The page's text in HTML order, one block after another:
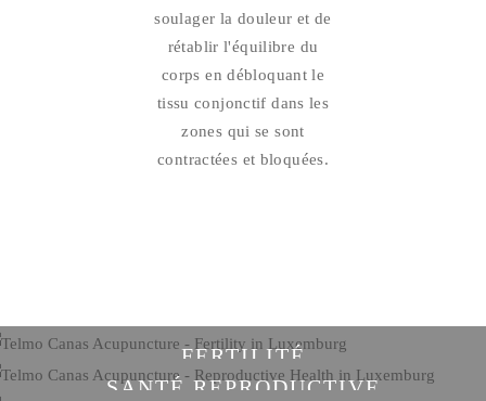
soulager la douleur et de
rétablir l'équilibre du
corps en débloquant le
tissu conjonctif dans les
zones qui se sont
contractées et bloquées.
FERTILITÉ
SANTÉ REPRODUCTIVE